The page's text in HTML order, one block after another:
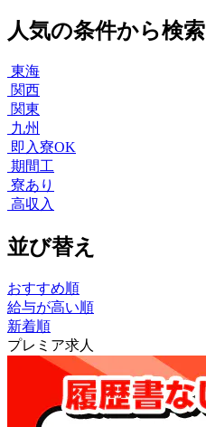
人気の条件から検索
東海
関西
関東
九州
即入寮OK
期間工
寮あり
高収入
並び替え
おすすめ順
給与が高い順
新着順
プレミア求人